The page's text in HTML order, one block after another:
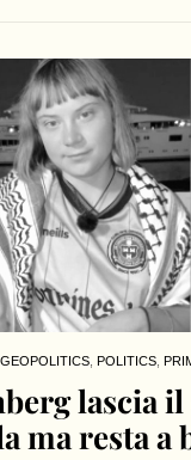
GEOPOLITICS POLITICS
lascia
ma resta a